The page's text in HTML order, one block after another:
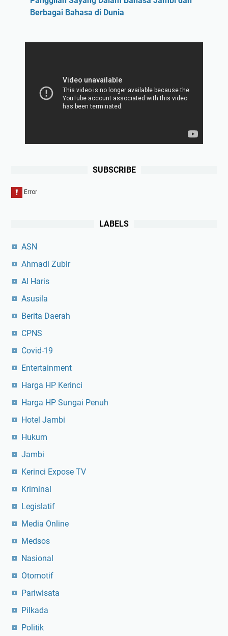
Berbagai Bahasa di Dunia
SUBSCRIBE
LABELS
ASN
Ahmadi Zubir
Al Haris
Asusila
Berita Daerah
CPNS
Covid-19
Entertainment
Harga HP Kerinci
Harga HP Sungai Penuh
Hotel Jambi
Hukum
Jambi
Kerinci Expose TV
Kriminal
Legislatif
Media Online
Medsos
Nasional
Otomotif
Pariwisata
Pilkada
Politik